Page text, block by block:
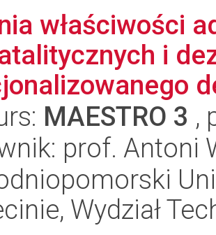
właściwości
i
MAESTRO 3 ,
prof. Antoni
Wydział